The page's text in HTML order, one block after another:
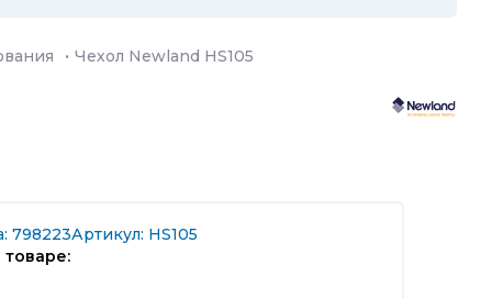
· Чехол Newland HS105
798223Артикул: HS105